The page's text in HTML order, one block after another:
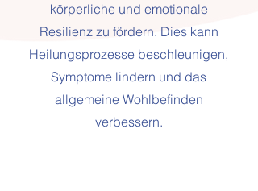
körperliche und emotionale
Resilienz zu fördern. Dies kann
Heilungsprozesse beschleunigen,
Symptome lindern und das
allgemeine Wohlbefinden
verbessern.